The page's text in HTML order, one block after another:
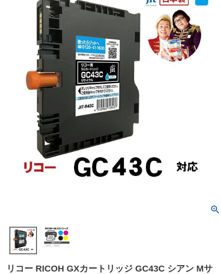
リコー RICOH GXカートリッジ GC43C シアン Mサ